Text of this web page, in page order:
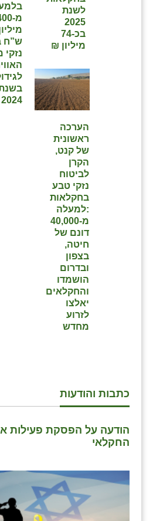
מ-
ש”ח
נזקי
2024
לשנת
2025
בכ-74
מיליון ₪
הערכה
ראשונית
של קנט,
הקרן
לביטוח
נזקי טבע
בחקלאות
:למעלה
מ-40,000
דונם של
חיטה,
בצפון
ובדרום
הושמדו
והחקלאים
יאלצו
לזרוע
מחדש
כתבות והודעות
הודעה על הפסקת פעילות
החקלאי